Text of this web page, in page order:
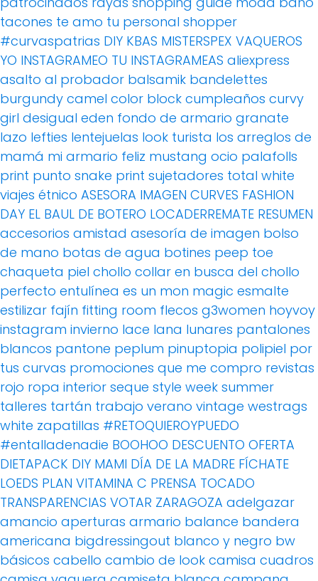
tacones te amo tu personal shopper
#curvaspatrias DIY KBAS MISTERSPEX VAQUEROS
YO INSTAGRAMEO TU INSTAGRAMEAS aliexpress
asalto al probador balsamik bandelettes
burgundy camel color block cumpleaños curvy
girl desigual eden fondo de armario granate
lazo lefties lentejuelas look turista los arreglos de
mamá mi armario feliz mustang ocio palafolls
print punto snake print sujetadores total white
viajes étnico ASESORA IMAGEN CURVES FASHION
DAY EL BAUL DE BOTERO LOCADERREMATE RESUMEN
accesorios amistad asesoría de imagen bolso
de mano botas de agua botines peep toe
chaqueta piel chollo collar en busca del chollo
perfecto entulínea es un mon magic esmalte
estilizar fajín fitting room flecos g3women hoyvoy
instagram invierno lace lana lunares pantalones
blancos pantone peplum pinuptopia polipiel por
tus curvas promociones que me compro revistas
rojo ropa interior seque style week summer
talleres tartán trabajo verano vintage westrags
white zapatillas #RETOQUIEROYPUEDO
#entalladenadie BOOHOO DESCUENTO OFERTA
DIETAPACK DIY MAMI DÍA DE LA MADRE FÍCHATE
LOEDS PLAN VITAMINA C PRENSA TOCADO
TRANSPARENCIAS VOTAR ZARAGOZA adelgazar
amancio aperturas armario balance bandera
americana bigdressingout blanco y negro bw
básicos cabello cambio de look camisa cuadros